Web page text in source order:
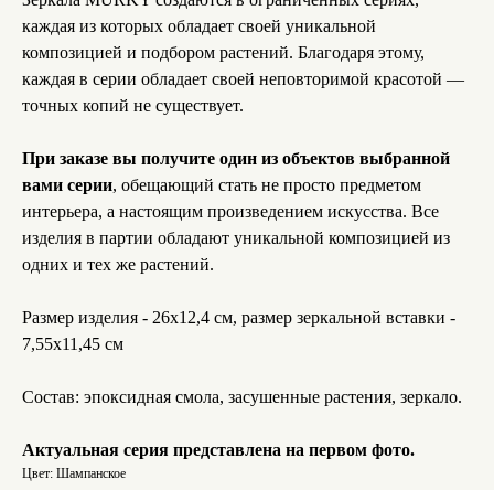
каждая из которых обладает своей уникальной
композицией и подбором растений. Благодаря этому,
каждая в серии обладает своей неповторимой красотой —
точных копий не существует.
При заказе вы получите один из объектов выбранной
вами серии, обещающий стать не просто предметом
интерьера, а настоящим произведением искусства. Все
изделия в партии обладают уникальной композицией из
одних и тех же растений.
Размер изделия - 26х12,4 см, размер зеркальной вставки -
7,55х11,45 см
Состав: эпоксидная смола, засушенные растения, зеркало.
Актуальная серия представлена на первом фото.
Цвет: Шампанское